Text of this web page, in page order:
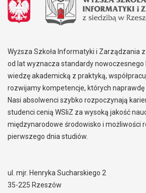
Wyższa Szkoła Informatyki i Zarządzania
od lat wyznacza standardy nowoczesnego
wiedzę akademicką z praktyką,
rozwijamy kompetencje, których naprawdę
Nasi absolwenci szybko rozpoczynają
studenci cenią WSIiZ za wysoką jakość
międzynarodowe środowisko i możliwości
pierwszego dnia studiów.
ul. mjr. Henryka Sucharskiego 2
35-225 Rzeszów